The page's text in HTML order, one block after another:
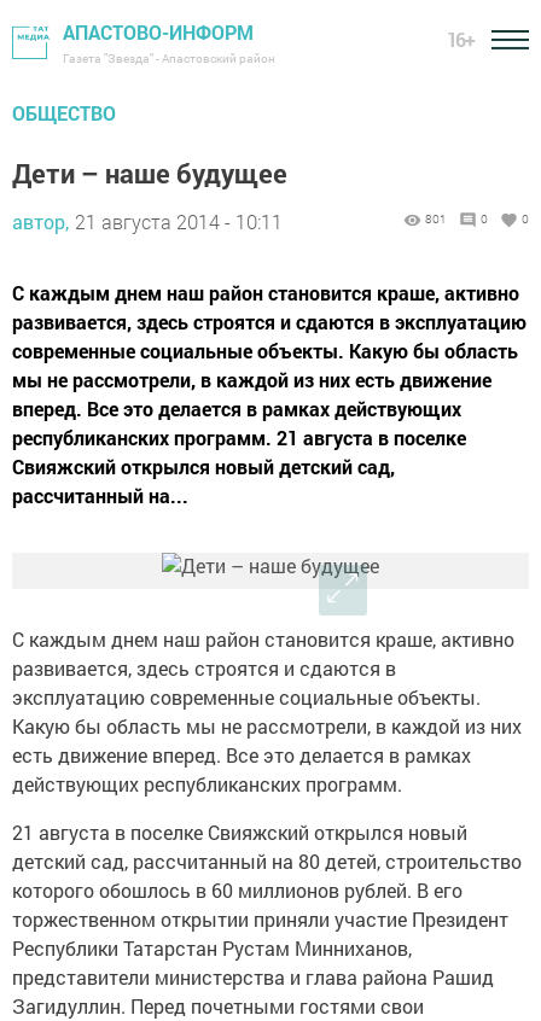
АПАСТОВО-ИНФОРМ
Газета "Звезда" - Апастовский район
16+
ОБЩЕСТВО
Дети – наше будущее
автор, 21 августа 2014 - 10:11 801 0 0
С каждым днем наш район становится краше, активно
развивается, здесь строятся и сдаются в эксплуатацию
современные социальные объекты. Какую бы область
мы не рассмотрели, в каждой из них есть движение
вперед. Все это делается в рамках действующих
республиканских программ. 21 августа в поселке
Свияжский открылся новый детский сад,
рассчитанный на...
С каждым днем наш район становится краше, активно
развивается, здесь строятся и сдаются в
эксплуатацию современные социальные объекты.
Какую бы область мы не рассмотрели, в каждой из них
есть движение вперед. Все это делается в рамках
действующих республиканских программ.
21 августа в поселке Свияжский открылся новый
детский сад, рассчитанный на 80 детей, строительство
которого обошлось в 60 миллионов рублей. В его
торжественном открытии приняли участие Президент
Республики Татарстан Рустам Минниханов,
представители министерства и глава района Рашид
Загидуллин. Перед почетными гостями свои